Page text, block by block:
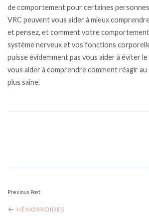
de comportement pour certaines
VRC peuvent vous aider à mieux
et pensez, et comment votre
système nerveux et vos fonctions
puisse évidemment pas vous aider à éviter
vous aider à comprendre comment réagir au
plus saine.
POST
Previous Post
HÉMORROÏDES